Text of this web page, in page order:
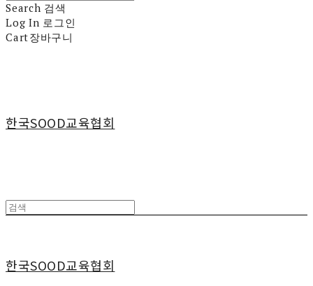
Search 검색
Log In 로그인
Cart장바구니
한국SOOD교육협회
한국SOOD교육협회